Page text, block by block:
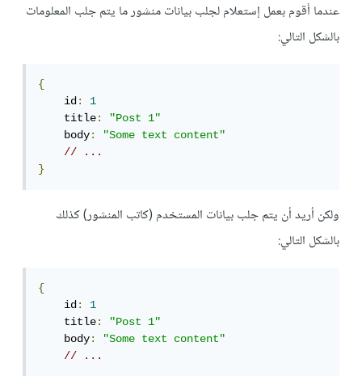
عندما أقوم بعمل إستعلام لجلب بيانات منشور ما يتم جلب المعلومات
بالشكل التالي:
{
    id
:
1
    title
:
"Post 1"
    body
:
"Some text content"
// ...
}
ولكن أريد أن يتم جلب بيانات المستخدم (كاتب المنشور) كذلك
بالشكل التالي:
{
    id
:
1
    title
:
"Post 1"
    body
:
"Some text content"
// ...